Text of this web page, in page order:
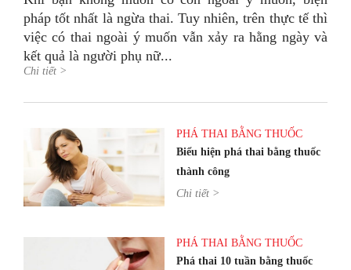
pháp tốt nhất là ngừa thai. Tuy nhiên, trên thực tế thì
việc có thai ngoài ý muốn vẫn xảy ra hằng ngày và
kết quả là người phụ nữ...
Chi tiết >
PHÁ THAI BẰNG THUỐC
Biểu hiện phá thai bằng thuốc
thành công
Chi tiết >
PHÁ THAI BẰNG THUỐC
Phá thai 10 tuần bằng thuốc